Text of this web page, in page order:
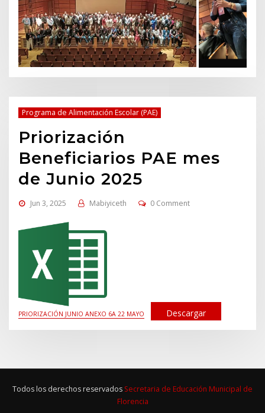
Programa de Alimentación Escolar (PAE)
Priorización
Beneficiarios PAE mes
de Junio 2025
Jun 3, 2025 Mabiyiceth 0 Comment
PRIORIZACIÓN JUNIO ANEXO 6A 22 MAYO Descargar
Todos los derechos reservados Secretaria de Educación Municipal de
Florencia